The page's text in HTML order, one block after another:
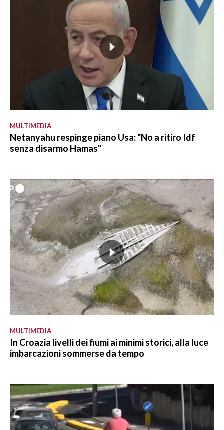
MULTIMEDIA
Netanyahu respinge piano Usa: "No a ritiro Idf
senza disarmo Hamas"
MULTIMEDIA
In Croazia livelli dei fiumi ai minimi storici, alla luce
imbarcazioni sommerse da tempo